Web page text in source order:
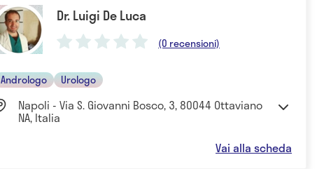
Dr. Luigi De Luca
(0 recensioni)
Andrologo Urologo
Napoli - Via S. Giovanni Bosco, 3, 80044 Ottaviano
NA, Italia
Vai alla scheda